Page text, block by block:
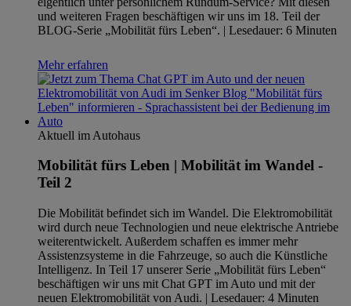
und weiteren Fragen beschäftigen wir uns im 18. Teil der
BLOG-Serie „Mobilität fürs Leben“. | Lesedauer: 6 Minuten
Mehr erfahren
Aktuell im Autohaus
Mobilität fürs Leben | Mobilität im Wandel -
Teil 2
Die Mobilität befindet sich im Wandel. Die Elektromobilität
wird durch neue Technologien und neue elektrische Antriebe
weiterentwickelt. Außerdem schaffen es immer mehr
Assistenzsysteme in die Fahrzeuge, so auch die Künstliche
Intelligenz. In Teil 17 unserer Serie „Mobilität fürs Leben“
beschäftigen wir uns mit Chat GPT im Auto und mit der
neuen Elektromobilität von Audi. | Lesedauer: 4 Minuten